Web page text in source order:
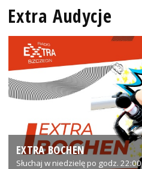
Extra Audycje
EXTRA BOCHEN
Słuchaj w niedzielę po godz. 22:00